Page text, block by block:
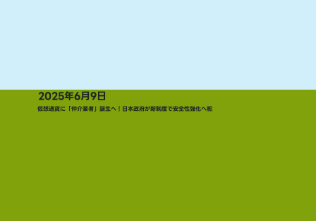
2025年6月9日
仮想通貨に「仲介業者」誕生へ！日本政府が新制度で安全性強化へ舵